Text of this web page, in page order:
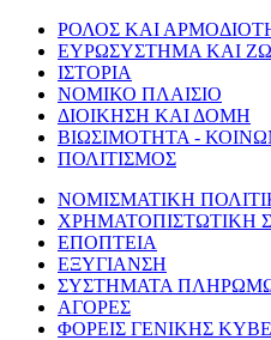
ΡΟΛΟΣ ΚΑΙ
ΕΥΡΩΣΥΣΤΗΜΑ ΚΑΙ
ΙΣΤΟΡΙΑ
ΝΟΜΙΚΟ ΠΛΑΙΣΙΟ
ΔΙΟΙΚΗΣΗ ΚΑΙ ΔΟΜΗ
ΒΙΩΣΙΜΟΤΗΤΑ -
ΠΟΛΙΤΙΣΜΟΣ
ΝΟΜΙΣΜΑΤΙΚΗ
ΧΡΗΜΑΤΟΠΙΣΤΩΤΙΚΗ
ΕΠΟΠΤΕΙΑ
ΕΞΥΓΙΑΝΣΗ
ΣΥΣΤΗΜΑΤΑ
ΑΓΟΡΕΣ
ΦΟΡΕΙΣ ΓΕΝΙΚΗΣ